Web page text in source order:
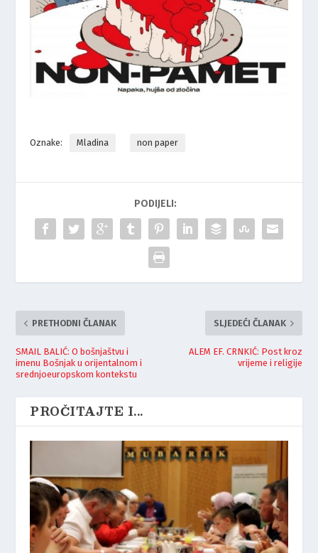
Oznake: Mladina non paper
PODIJELI:
PRETHODNI ČLANAK
SMAIL BALIĆ: O bošnjaštvu i
imenu Bošnjak u orijentalnom i
srednjoeuropskom kontekstu
SLJEDEĆI ČLANAK
ALEM EF. CRNKIĆ: Post kroz
vrijeme i religije
PROČITAJTE I...